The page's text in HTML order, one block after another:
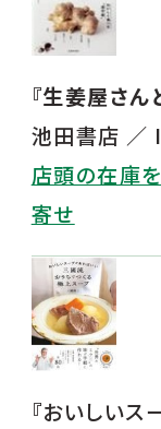
『生姜屋さん
池田書店
店頭の在庫
寄せ
『おいしい